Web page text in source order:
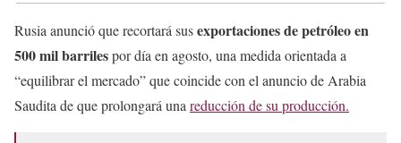
Rusia anunció que recortará susexportaciones de petróleo en
500 mil barrilespor día en agosto, una medida orientada a
“equilibrar el mercado” que coincide con el anuncio de Arabia
Saudita de que prolongará una reducción de su producción.